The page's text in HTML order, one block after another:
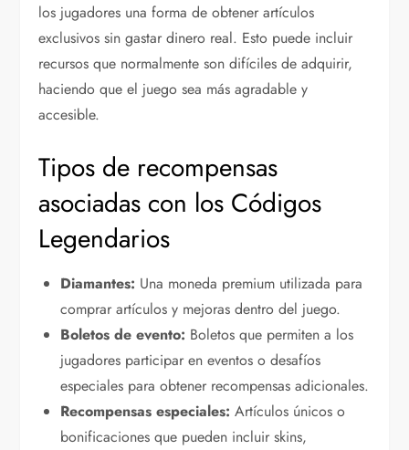
los jugadores una forma de obtener artículos
exclusivos sin gastar dinero real. Esto puede incluir
recursos que normalmente son difíciles de adquirir,
haciendo que el juego sea más agradable y
accesible.
Tipos de recompensas
asociadas con los Códigos
Legendarios
Diamantes: Una moneda premium utilizada para
comprar artículos y mejoras dentro del juego.
Boletos de evento: Boletos que permiten a los
jugadores participar en eventos o desafíos
especiales para obtener recompensas adicionales.
Recompensas especiales: Artículos únicos o
bonificaciones que pueden incluir skins,